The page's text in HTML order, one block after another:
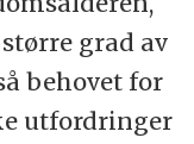
grad av
behovet for
utfordringer